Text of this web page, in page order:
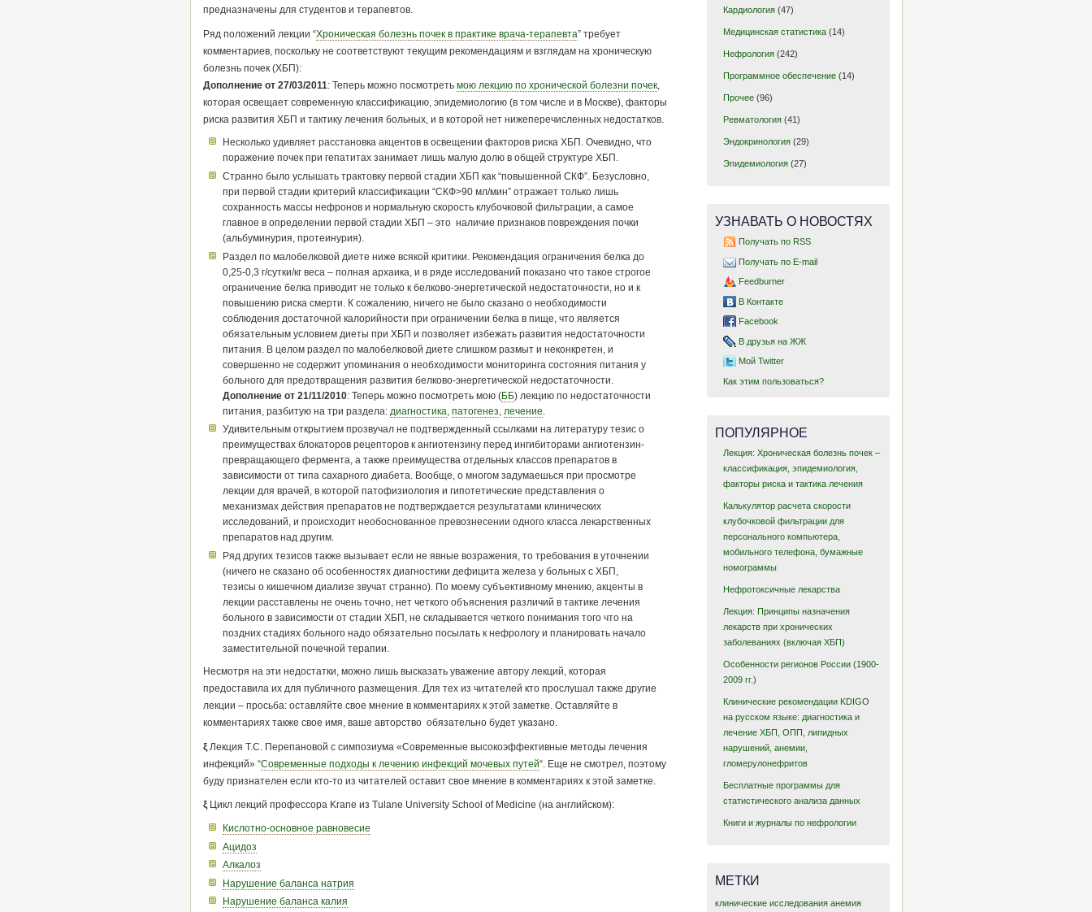
предназначены для студентов и терапевтов.
Ряд положений лекции “Хроническая болезнь почек в практике врача-терапевта” требует
комментариев, поскольку не соответствуют текущим рекомендациям и взглядам на хроническую
болезнь почек (ХБП):
Дополнение от 27/03/2011: Теперь можно посмотреть мою лекцию по хронической болезни почек,
которая освещает современную классификацию, эпидемиологию (в том числе и в Москве), факторы
риска развития ХБП и тактику лечения больных, и в которой нет нижеперечисленных недостатков.
Несколько удивляет расстановка акцентов в освещении факторов риска ХБП. Очевидно, что
поражение почек при гепатитах занимает лишь малую долю в общей структуре ХБП.
Странно было услышать трактовку первой стадии ХБП как “повышенной СКФ”. Безусловно,
при первой стадии критерий классификации “СКФ>90 мл/мин” отражает только лишь
сохранность массы нефронов и нормальную скорость клубочковой фильтрации, а самое
главное в определении первой стадии ХБП – это наличие признаков повреждения почки
(альбуминурия, протеинурия).
Раздел по малобелковой диете ниже всякой критики. Рекомендация ограничения белка до
0,25-0,3 г/сутки/кг веса – полная архаика, и в ряде исследований показано что такое строгое
ограничение белка приводит не только к белково-энергетической недостаточности, но и к
повышению риска смерти. К сожалению, ничего не было сказано о необходимости
соблюдения достаточной калорийности при ограничении белка в пище, что является
обязательным условием диеты при ХБП и позволяет избежать развития недостаточности
питания. В целом раздел по малобелковой диете слишком размыт и неконкретен, и
совершенно не содержит упоминания о необходимости мониторинга состояния питания у
больного для предотвращения развития белково-энергетической недостаточности.
Дополнение от 21/11/2010: Теперь можно посмотреть мою (ББ) лекцию по недостаточности
питания, разбитую на три раздела: диагностика патогенез лечение
Удивительным открытием прозвучал не подтвержденный ссылками на литературу тезис о
преимуществах блокаторов рецепторов к ангиотензину перед ингибиторами ангиотензин-
превращающего фермента, а также преимущества отдельных классов препаратов в
зависимости от типа сахарного диабета. Вообще, о многом задумаешься при просмотре
лекции для врачей, в которой патофизиология и гипотетические представления о
механизмах действия препаратов не подтверждается результатами клинических
исследований, и происходит необоснованное превознесении одного класса лекарственных
препаратов над другим.
Ряд других тезисов также вызывает если не явные возражения, то требования в уточнении
(ничего не сказано об особенностях диагностики дефицита железа у больных с ХБП,
тезисы о кишечном диализе звучат странно). По моему субъективному мнению, акценты в
лекции расставлены не очень точно, нет четкого объяснения различий в тактике лечения
больного в зависимости от стадии ХБП, не складывается четкого понимания того что на
поздних стадиях больного надо обязательно посылать к нефрологу и планировать начало
заместительной почечной терапии.
Несмотря на эти недостатки, можно лишь высказать уважение автору лекций, которая
предоставила их для публичного размещения. Для тех из читателей кто прослушал также другие
лекции – просьба: оставляйте свое мнение в комментариях к этой заметке. Оставляйте в
комментариях также свое имя, ваше авторство обязательно будет указано.
ξЛекция Т.С. Перепановой с симпозиума «Современные высокоэффективные методы лечения
инфекций» “Современные подходы к лечению инфекций мочевых путей“. Еще не смотрел, поэтому
буду признателен если кто-то из читателей оставит свое мнение в комментариях к этой заметке.
ξ Цикл лекций профессора Krane из Tulane University School of Medicine (на английском):
Кислотно-основное равновесие
Ацидоз
Алкалоз
Нарушение баланса натрия
Нарушение баланса калия
Кардиология (47)
Медицинская статистика (14)
Нефрология (242)
Программное обеспечение (14)
Прочее (96)
Ревматология (41)
Эндокринология (29)
Эпидемиология (27)
УЗНАВАТЬ О НОВОСТЯХ
Получать по RSS
Получать по E-mail
Feedburner
В Контакте
Facebook
В друзья на ЖЖ
Мой Twitter
Как этим пользоваться?
ПОПУЛЯРНОЕ
Лекция: Хроническая болезнь почек –
классификация, эпидемиология,
факторы риска и тактика лечения
Калькулятор расчета скорости
клубочковой фильтрации для
персонального компьютера,
мобильного телефона, бумажные
номограммы
Нефротоксичные лекарства
Лекция: Принципы назначения
лекарств при хронических
заболеваниях (включая ХБП)
Особенности регионов России (1900-
2009 гг.)
Клинические рекомендации KDIGO
на русском языке: диагностика и
лечение ХБП, ОПП, липидных
нарушений, анемии,
гломерулонефритов
Бесплатные программы для
статистического анализа данных
Книги и журналы по нефрологии
МЕТКИ
клинические исследования анемия